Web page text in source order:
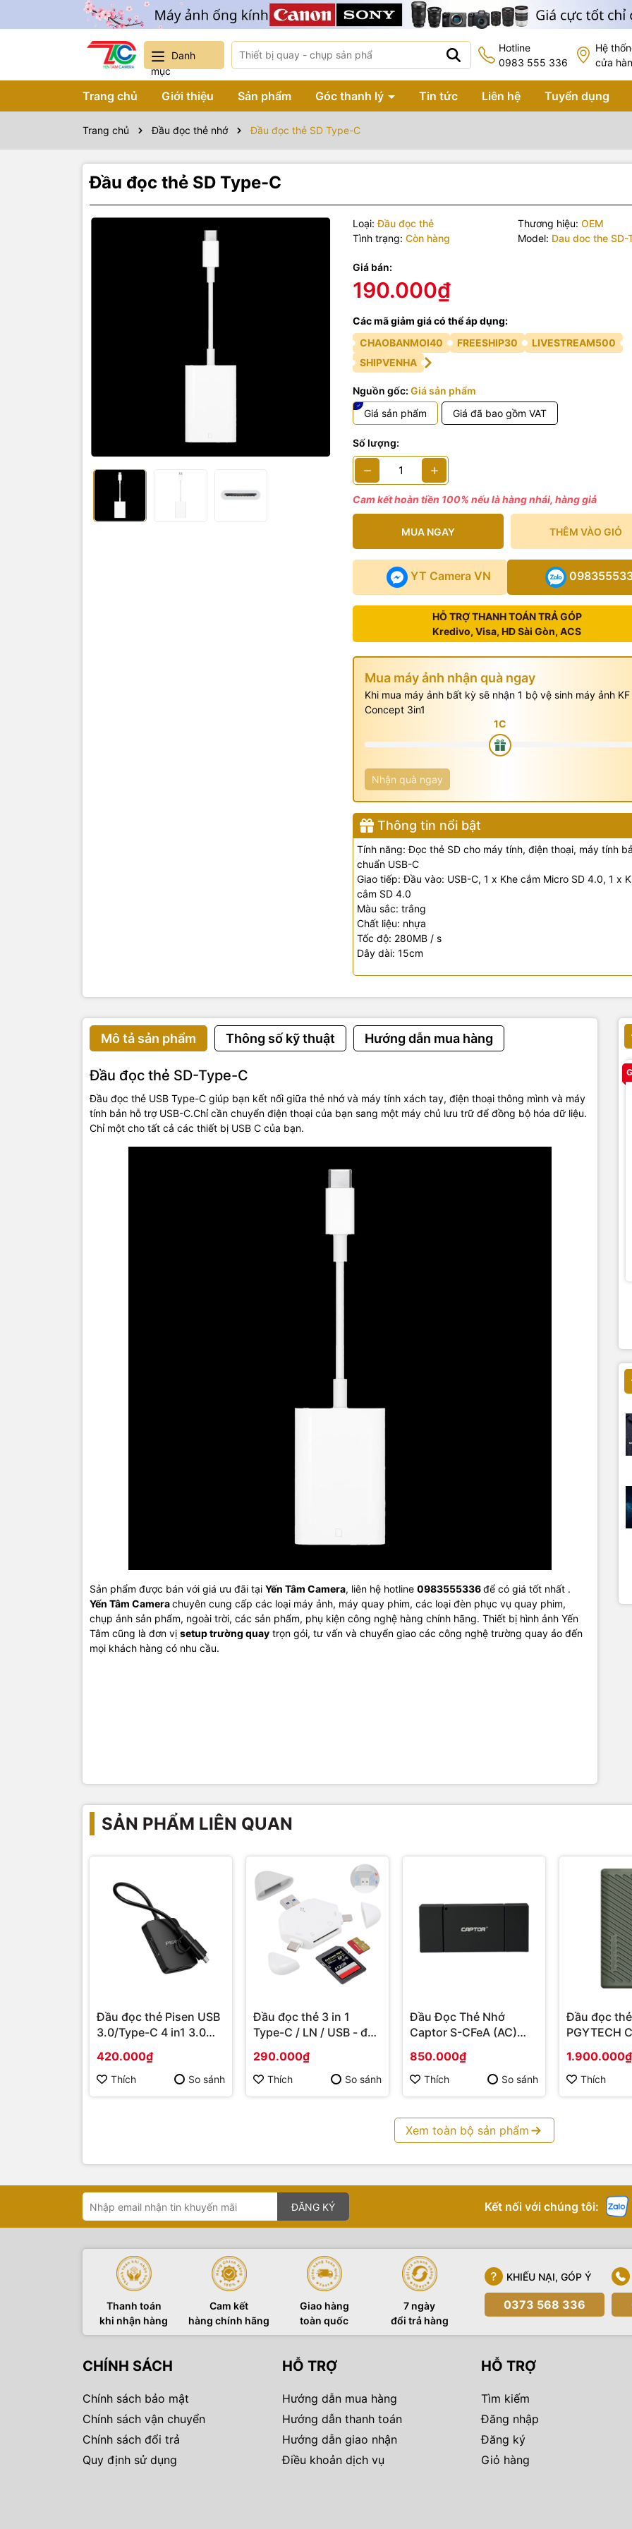
Danh
mục
Hotline
0983 555 336
Hệ
cửa
Trang chủ Giới thiệu Sản phẩm Góc thanh lý Tin tức Liên hệ Tuyển dụng
Trang chủ Đầu đọc thẻ nhớ Đầu đọc thẻ SD Type-C
Đầu đọc thẻ SD Type-C
Loại: Đầu đọc thẻ Thương hiệu: OEM
Tình trạng: Còn hàng Model: Dau doc the SD-
Giá bán:
190.000₫
Các mã giảm giá có thể áp dụng:
CHAOBANMOI40
FREESHIP30
LIVESTREAM500
SHIPVENHA
Nguồn gốc:Giá sản phẩm
Giá sản phẩm
Giá đã bao gồm VAT
Số lượng:
Cam kết hoàn tiền 100% nếu là hàng nhái, hàng giả
MUA NGAY THÊM VÀO GIỎ
YT Camera VN
HỖ TRỢ THANH TOÁN TRẢ GÓP
Kredivo, Visa, HD Sài Gòn, ACS
Mua máy ảnh nhận quà ngay
Khi mua máy ảnh bất kỳ sẽ nhận 1 bộ vệ sinh máy ảnh KF
Concept 3in1
Nhận quà ngay
Thông tin nổi bật
Tính năng: Đọc thẻ SD cho máy tính, điện thoại, máy tính
chuẩn USB-C
Giao tiếp: Đầu vào: USB-C, 1 x Khe cắm Micro SD 4.0, 1 x
cắm SD 4.0
Màu sắc: trắng
Chất liệu: nhựa
Tốc độ: 280MB / s
Dây dài: 15cm
Mô tả sản phẩm Thông số kỹ thuật Hướng dẫn mua hàng
Đầu đọc thẻ SD-Type-C
Đầu đọc thẻ USB Type-C giúp bạn kết nối giữa thẻ nhớ và máy tính xách tay, điện thoại thông mình và máy
tính bản hỗ trợ USB-C.Chỉ cần chuyển điện thoại của bạn sang một máy chủ lưu trữ để đồng bộ hóa dữ liệu.
Chỉ một cho tất cả các thiết bị USB C của bạn.
Sản phẩm được bán với giá ưu đãi tại Yến Tâm Camera, liên hệ hotline 0983555336để có giá tốt nhất .
Yến Tâm Camerachuyên cung cấp các loại máy ảnh, máy quay phim, các loại đèn phục vụ quay phim,
chụp ảnh sản phẩm, ngoài trời, các sản phẩm, phụ kiện công nghệ hàng chính hãng. Thiết bị hình ảnh Yến
Tâm cũng là đơn vị setup trường quay trọn gói, tư vấn và chuyển giao các công nghệ trường quay ảo đến
mọi khách hàng có nhu cầu.
SẢN PHẨM LIÊN QUAN
Đầu đọc thẻ Pisen USB
3.0/Type-C 4 in1 3.0
420.000₫
Thích So sánh
Đầu đọc thẻ 3 in 1
Type-C / LN / USB - đọc
290.000₫
Thích So sánh
Đầu Đọc Thẻ Nhớ
Captor S-CFeA (AC)
USB-C/A
850.000₫
Thích So sánh
Đầu đọc
PGYTECH
Green (Type
1.900.000₫
Thích
Xem toàn bộ sản phẩm
Sản phẩm bao gồm
ĐĂNG KÝ Kết nối với chúng tôi:
Thanh toán
khi nhận hàng
Cam kết
hàng chính hãng
Giao hàng
toàn quốc
7 ngày
đổi trả hàng
KHIẾU NẠI, GÓP Ý
0373 568 336
CHÍNH SÁCH
Chính sách bảo mật
Chính sách vận chuyển
Chính sách đổi trả
Quy định sử dụng
HỖ TRỢ
Hướng dẫn mua hàng
Hướng dẫn thanh toán
Hướng dẫn giao nhận
Điều khoản dịch vụ
HỖ TRỢ
Tìm kiếm
Đăng nhập
Đăng ký
Giỏ hàng